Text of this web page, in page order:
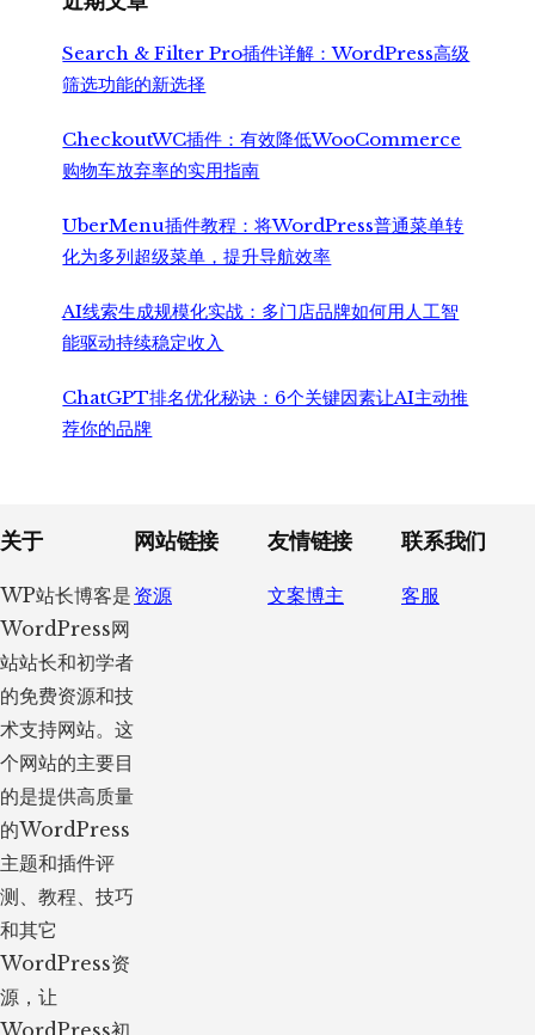
Search & Filter Pro插件详解：WordPress高级
筛选功能的新选择
CheckoutWC插件：有效降低WooCommerce
购物车放弃率的实用指南
UberMenu插件教程：将WordPress普通菜单转
化为多列超级菜单，提升导航效率
AI线索生成规模化实战：多门店品牌如何用人工智
能驱动持续稳定收入
ChatGPT排名优化秘诀：6个关键因素让AI主动推
荐你的品牌
Footer
关于
WP站长博客是
WordPress网
站站长和初学者
的免费资源和技
术支持网站。这
个网站的主要目
的是提供高质量
的WordPress
主题和插件评
测、教程、技巧
和其它
WordPress资
源，让
网站链接
资源
友情链接
文案博主
联系我们
客服